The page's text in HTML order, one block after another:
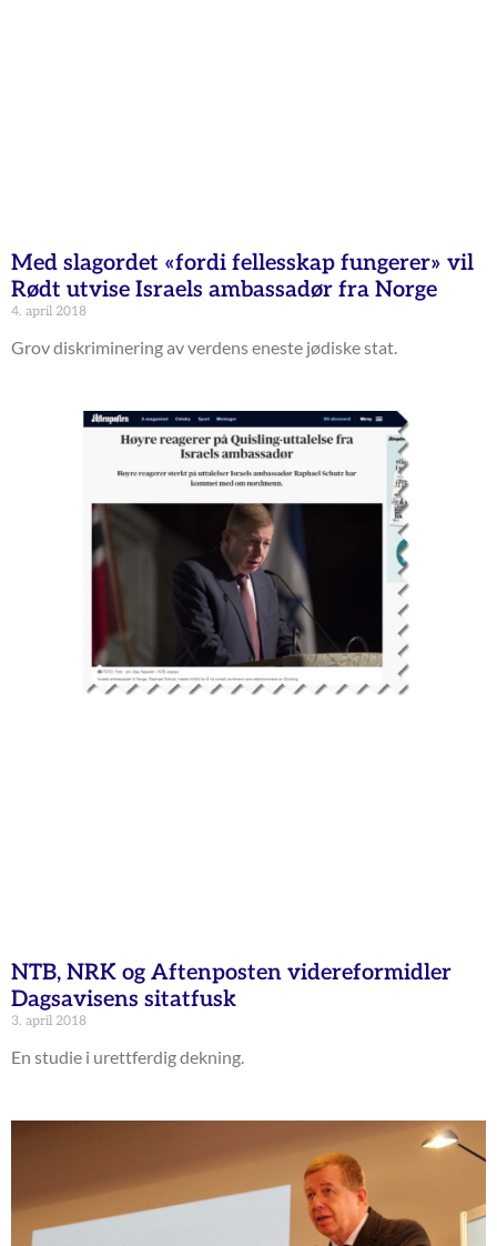
Med slagordet «fordi fellesskap fungerer» vil
Rødt utvise Israels ambassadør fra Norge
4. april 2018
Grov diskriminering av verdens eneste jødiske stat.
NTB, NRK og Aftenposten videreformidler
Dagsavisens sitatfusk
3. april 2018
En studie i urettferdig dekning.